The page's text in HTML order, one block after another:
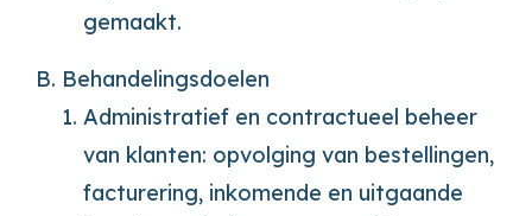
gemaakt.
B. Behandelingsdoelen
Administratief en contractueel beheer
van klanten: opvolging van bestellingen,
facturering, inkomende en uitgaande